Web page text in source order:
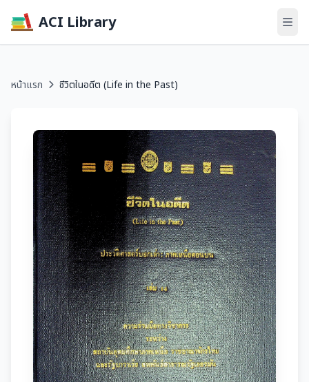
ACI Library
หน้าแรก ชีวิตในอดีต (Life in the Past)